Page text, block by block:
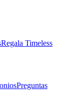
Regala Timeless
Preguntas